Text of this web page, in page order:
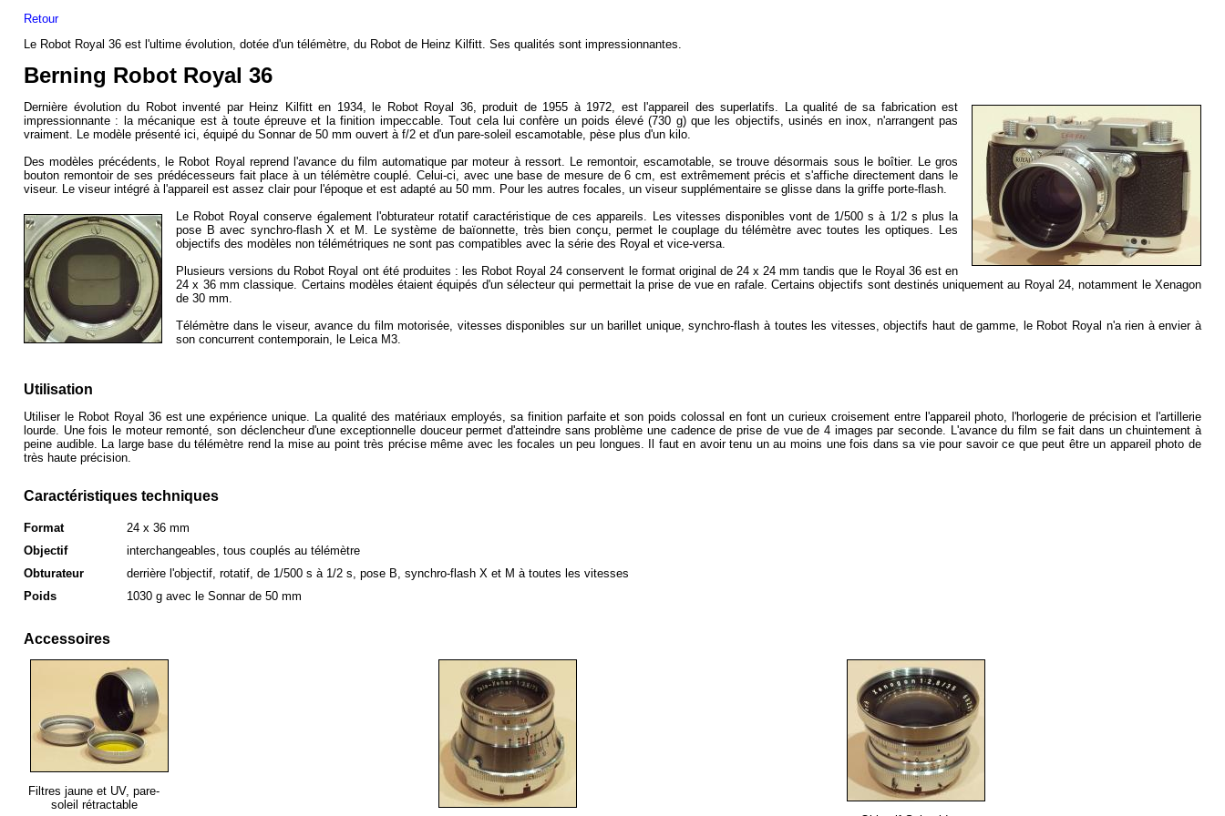
Retour
Le Robot Royal 36 est l'ultime évolution, dotée d'un télémètre, du Robot de Heinz Kilfitt. Ses qualités sont impressionnantes.
Berning Robot Royal 36
Dernière évolution du Robotinventé par Heinz Kilfitt en 1934, le Robot Royal 36, produit de 1955 à 1972, est l'appareil des superlatifs. La qualité de sa fabrication est
impressionnante : la mécanique est à toute épreuve et la finition impeccable. Tout cela lui confère un poids élevé (730 g) que les objectifs, usinés en inox, n'arrangent pas
vraiment. Le modèle présenté ici, équipé du Sonnar de 50 mm ouvert à f/2 et d'un pare-soleil escamotable, pèse plus d'un kilo.
Des modèles précédents, le Robot Royal reprend l'avance du film automatique par moteur à ressort. Le remontoir, escamotable, se trouve désormais sous le boîtier. Le gros
bouton remontoir de ses prédécesseurs fait place à un télémètrecouplé. Celui-ci, avec une base de mesure de 6 cm, est extrêmement précis et s'affiche directement dans le
viseur. Le viseur intégré à l'appareil est assez clair pour l'époque et est adapté au 50 mm. Pour les autres focales, un viseur supplémentaire se glisse dans la griffe porte-flash.
Le Robot Royal conserve également l'obturateurrotatif caractéristique de ces appareils. Les vitesses disponibles vont de 1/500 s à 1/2 s plus la
pose B avec synchro-flashX et M. Le système de baïonnette, très bien conçu, permet le couplage dutélémètre avec toutes les optiques. Les
objectifs des modèles non télémétriques ne sont pas compatibles avec la série des Royal et vice-versa.
Plusieurs versions du Robot Royal ont été produites : les Robot Royal 24 conservent le formatoriginal de 24 x 24 mm tandis que le Royal 36 est en
24 x 36 mm classique. Certains modèles étaient équipés d'un sélecteur qui permettait la prise de vue en rafale. Certainsobjectifs sont destinés uniquement au Royal 24, notamment le Xenagon
de 30 mm.
Télémètre dans le viseur, avance du film motorisée, vitesses disponibles sur un barillet unique,synchro-flash à toutes les vitesses,objectifs haut de gamme, le Robot Royal n'a rien à envier à
son concurrent contemporain, le LeicaM3.
Utilisation
Utiliser le Robot Royal 36 est une expérience unique. La qualité des matériaux employés, sa finition parfaite et son poids colossal en font un curieux croisement entre l'appareil photo, l'horlogerie de précision et l'artillerie
lourde. Une fois le moteur remonté, son déclencheur d'une exceptionnelle douceur permet d'atteindre sans problème une cadence de prise de vue de 4 images par seconde. L'avance du film se fait dans un chuintement à
peine audible. La large base dutélémètre rend la mise au point très précise même avec lesfocales un peu longues. Il faut en avoir tenu un au moins une fois dans sa vie pour savoir ce que peut être un appareil photo de
très haute précision.
Caractéristiques techniques
Format
24 x 36 mm
Objectif
interchangeables, tous couplés au télémètre
Obturateur
derrière l'objectif, rotatif, de 1/500 s à 1/2 s, pose B, synchro-flash X et M à toutes les vitesses
Poids
1030 g avec le Sonnar de 50 mm
Accessoires
Filtres jaune et UV, pare-
soleil rétractable